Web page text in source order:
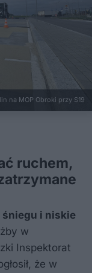
na MOP Obroki przy S19
ruchem,
i niskie
w
Inspektorat
że w